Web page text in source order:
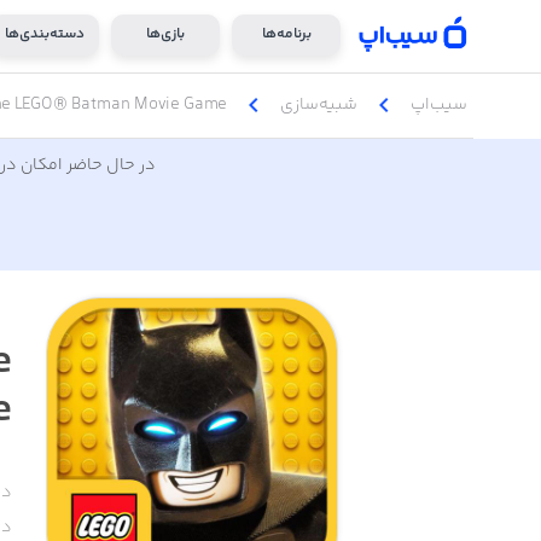
برنامه‌ها بازی‌ها دسته‌بندی‌ها
سیب‌اپ chevron_left شبیه‌سازی chevron_left
LEGO® Batman Movie Game
در حال حاضر امکان